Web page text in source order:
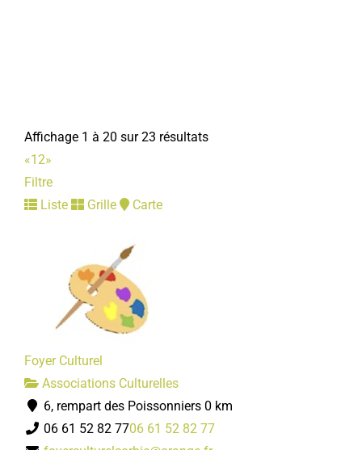
06 82 49 50 3306 82 49 50 33
Jacky YOLLENT
Association des jeunes sapeurs-pompiers du Val de
Associations Diverses
2 Rue Lon Cur 80800 Corbie
06 27 83 71 6006 27 83 71 60
Sébastien LEFEBVRE
Club coeur et santé
Associations Diverses
Affichage 1 à 20 sur 23 résultats
«12»
Filtre
Liste
Grille Carte
Foyer Culturel
Associations Culturelles
6, rempart des Poissonniers 0 km
06 61 52 82 7706 61 52 82 77